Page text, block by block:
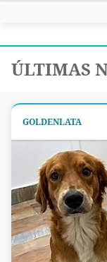
ÚLTIMAS
GOLDENLATA